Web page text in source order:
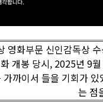
영화부문 신인감독상
개봉 당시, 2025년 9
까이서 들을 기회가
는 점